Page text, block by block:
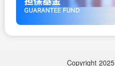
Copyright 2025